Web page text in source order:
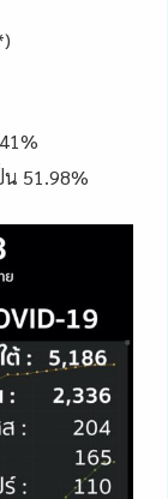
น 51.98%